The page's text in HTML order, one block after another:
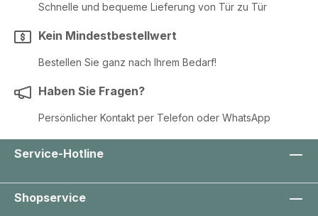
Schnelle und bequeme Lieferung von Tür zu Tür
Kein Mindestbestellwert
Bestellen Sie ganz nach Ihrem Bedarf!
Haben Sie Fragen?
Persönlicher Kontakt per Telefon oder WhatsApp
Service-Hotline
Shopservice